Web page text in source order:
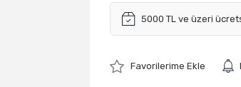
5000 TL ve üzeri